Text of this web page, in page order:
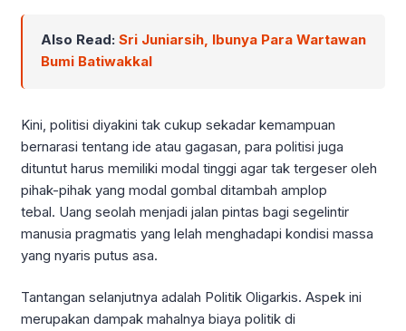
Also Read: Sri Juniarsih, Ibunya Para Wartawan
Bumi Batiwakkal
Kini, politisi diyakini tak cukup sekadar kemampuan
bernarasi tentang ide atau gagasan, para politisi juga
dituntut harus memiliki modal tinggi agar tak tergeser oleh
pihak-pihak yang modal gombal ditambah amplop
tebal. Uang seolah menjadi jalan pintas bagi segelintir
manusia pragmatis yang lelah menghadapi kondisi massa
yang nyaris putus asa.
Tantangan selanjutnya adalah Politik Oligarkis. Aspek ini
merupakan dampak mahalnya biaya politik di